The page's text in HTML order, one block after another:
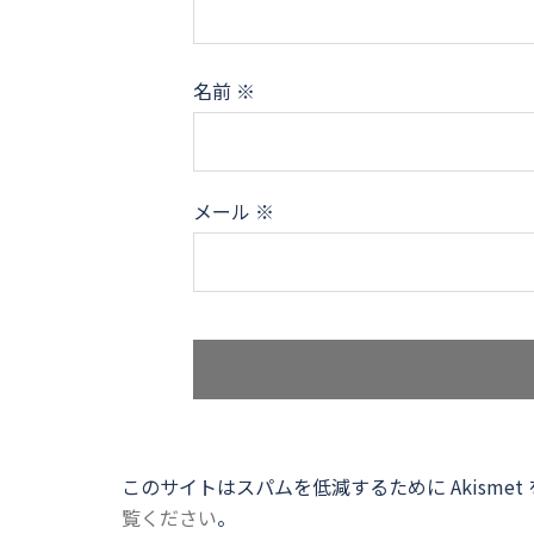
名前 ※
メール ※
このサイトはスパムを低減するために Akismet
覧ください。